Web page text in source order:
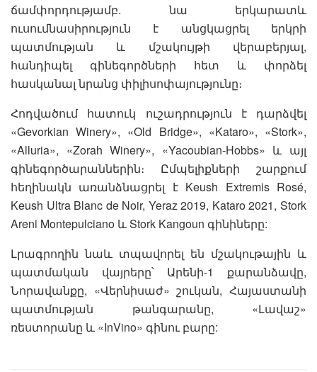
ճամփորդությամբ. նա երկարատև
ուսումնասիրություն է անցկացրել երկրի
պատմության և մշակույթի վերաբերյալ,
հանդիպել գինեգործների հետ և փորձել
հասկանալ նրանց փիլիսոփայությունը։
Հոդվածում հատուկ ուշադրություն է դարձվել
«Gevorkian Winery», «Old Bridge», «Kataro», «Stork»,
«Alluria», «Zorah Winery», «Yacoubian‑Hobbs» և այլ
գինեգործարաններին։ Ըմպելիքների շարքում
հեղինակն առանձնացրել է Keush Extremis Rosé,
Keush Ultra Blanc de Noir, Yeraz 2019, Kataro 2021, Stork
Areni Montepulciano և Stork Kangoun գինիները:
Լրագրողին նաև տպավորել են մշակութային և
պատմական վայրերը՝ Արենի-1 քարանձավը,
Նորավանքը, «Վերնիսաժ» շուկան, Հայաստանի
պատմության թանգարանը, «Լավաշ»
ռեստորանը և «InVino» գինու բարը: